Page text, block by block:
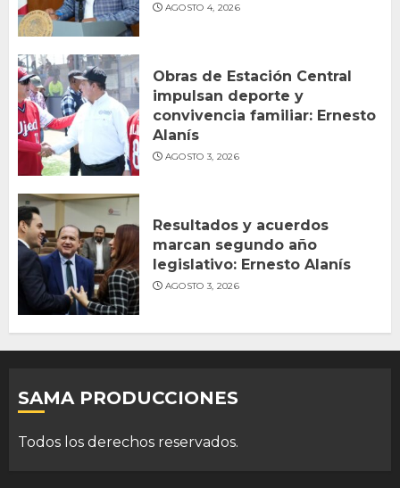
AGOSTO 4, 2026
Obras de Estación Central
impulsan deporte y
convivencia familiar: Ernesto
Alanís
AGOSTO 3, 2026
Resultados y acuerdos
marcan segundo año
legislativo: Ernesto Alanís
AGOSTO 3, 2026
SAMA PRODUCCIONES
Todos los derechos reservados.